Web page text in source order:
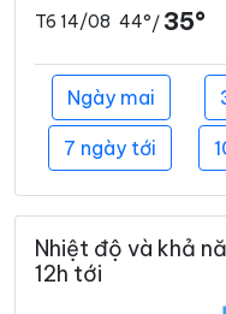
T6 14/08 44°/ 35°
Ngày mai
7 ngày tới
Nhiệt độ và khả
12h tới